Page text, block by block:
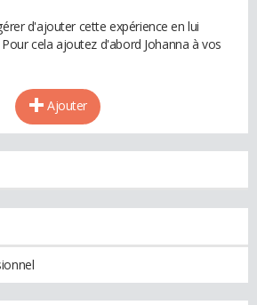
d'ajouter cette expérience en lui
cela ajoutez d'abord Johanna à vos
Ajouter